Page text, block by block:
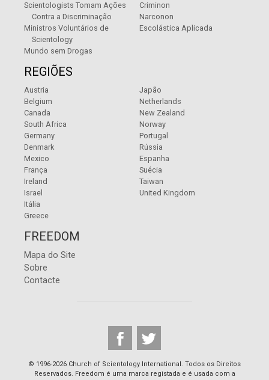
Scientologists Tomam Ações
Contra a Discriminação
Ministros Voluntários de
Scientology
Mundo sem Drogas
Criminon
Narconon
Escolástica Aplicada
REGIÕES
Austria
Belgium
Canada
South Africa
Germany
Denmark
Mexico
França
Ireland
Israel
Itália
Greece
Japão
Netherlands
New Zealand
Norway
Portugal
Rússia
Espanha
Suécia
Taiwan
United Kingdom
FREEDOM
Mapa do Site
Sobre
Contacte
© 1996-2026 Church of Scientology International. Todos os Direitos
Reservados. Freedom é uma marca registada e é usada com a